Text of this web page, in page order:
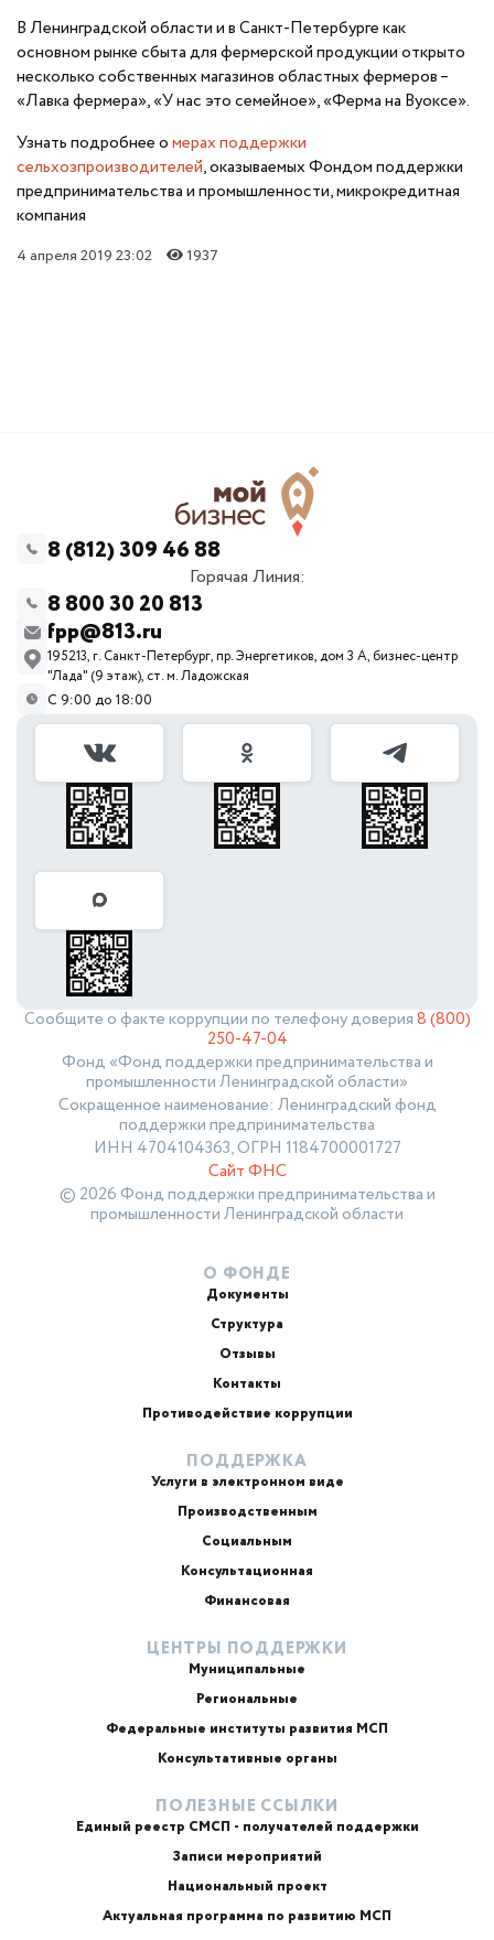
В Ленинградской области и в Санкт-Петербурге как
основном рынке сбыта для фермерской продукции открыто
несколько собственных магазинов областных фермеров –
«Лавка фермера», «У нас это семейное», «Ферма на Вуоксе».
Узнать подробнее омерах поддержки
сельхозпроизводителей, оказываемых Фондом поддержки
предпринимательства и промышленности, микрокредитная
компания
4 апреля 2019 23:02 1937
8 (812) 309 46 88
Горячая Линия:
8 800 30 20 813
fpp@813.ru
195213, г. Санкт-Петербург, пр. Энергетиков, дом 3 А, бизнес-центр
"Лада" (9 этаж), ст. м. Ладожская
С 9:00 до 18:00
Сообщите о факте коррупции по телефону доверия8 (800)
250-47-04
Фонд «Фонд поддержки предпринимательства и
промышленности Ленинградской области»
Сокращенное наименование: Ленинградский фонд
поддержки предпринимательства
ИНН 4704104363, ОГРН 1184700001727
Сайт ФНС
© 2026 Фонд поддержки предпринимательства и
промышленности Ленинградской области
О ФОНДЕ
Документы
Структура
Отзывы
Контакты
Противодействие коррупции
ПОДДЕРЖКА
Услуги в электронном виде
Производственным
Социальным
Консультационная
Финансовая
ЦЕНТРЫ ПОДДЕРЖКИ
Муниципальные
Региональные
Федеральные институты развития МСП
Консультативные органы
ПОЛЕЗНЫЕ ССЫЛКИ
Единый реестр СМСП - получателей поддержки
Записи мероприятий
Национальный проект
Актуальная программа по развитию МСП
ИИ-консультант
Маркетплейсы и регуляторика